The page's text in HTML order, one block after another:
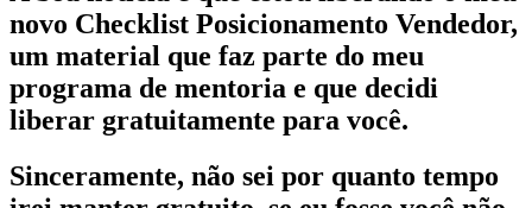
novo Checklist Posicionamento Vendedor,
um material que faz parte do meu
programa de mentoria e que decidi
liberar gratuitamente para você.
Sinceramente, não sei por quanto tempo